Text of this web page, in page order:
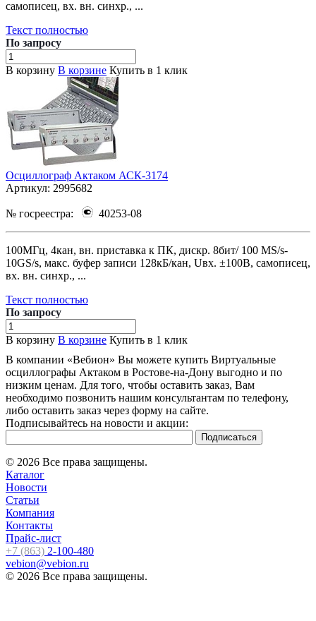
самописец, вх. вн. синхр., ...
Текст полностью
По запросу
В корзину В корзине Купить в 1 клик
Осциллограф Актаком АСК-3174
Артикул: 2995682
№ госреестра: 40253-08
100МГц, 4кан, вн. приставка к ПК, дискр. 8бит/ 100 MS/s-
10GS/s, макс. буфер записи 128кБ/кан, Uвх. ±100В, самописец,
вх. вн. синхр., ...
Текст полностью
По запросу
В корзину В корзине Купить в 1 клик
В компании «Вебион» Вы можете купить Виртуальные
осциллографы Актаком в Ростове-на-Дону выгодно и по
низким ценам. Для того, чтобы оставить заказ, Вам
необходимо позвонить нашим консультантам по телефону,
либо оставить заказ через форму на сайте.
Подписывайтесь на новости и акции:
© 2026 Все права защищены.
Каталог
Новости
Статьи
Компания
Контакты
Прайс-лист
+7 (863) 2-100-480
vebion@vebion.ru
© 2026 Все права защищены.